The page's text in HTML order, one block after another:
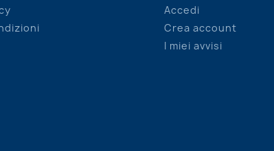
Accedi
Crea account
I miei avvisi